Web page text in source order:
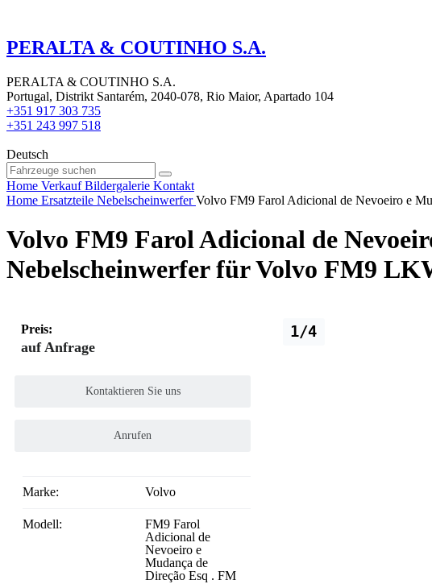
PERALTA & COUTINHO S.A.
PERALTA & COUTINHO S.A.
Portugal, Distrikt Santarém, 2040-078, Rio Maior, Apartado 104
+351 917 303 735
+351 243 997 518
Deutsch
Home Verkauf Bildergalerie Kontakt
Home Ersatzteile Nebelscheinwerfer Volvo FM9 Farol Adicional de Nevoeiro e
Volvo FM9 Farol Adicional de
Nebelscheinwerfer für Volvo FM9
1/4
Preis:
auf Anfrage
Kontaktieren Sie uns
Anrufen
Marke: Volvo
Modell:
FM9 Farol
Adicional de
Nevoeiro e
Mudança de
Direção Esq . FM